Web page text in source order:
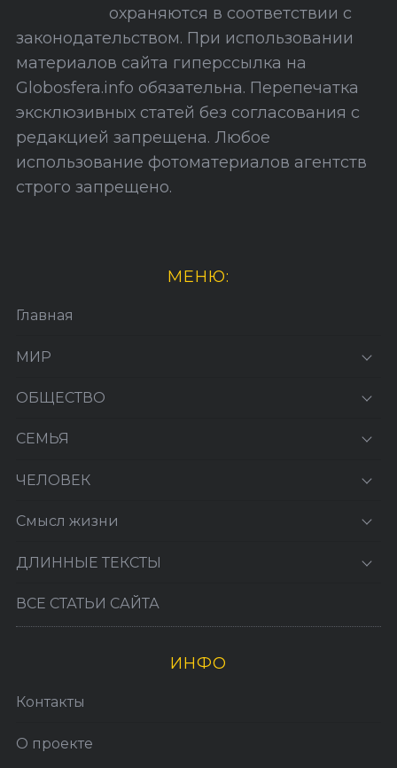
а
охраняются в соответствии с
законодательством. При использовании
материалов сайта гиперссылка на
Globosfera.info обязательна. Перепечатка
эксклюзивных статей без согласования с
редакцией запрещена. Любое
использование фотоматериалов агентств
строго запрещено.
МЕНЮ:
Главная
МИР
ОБЩЕСТВО
СЕМЬЯ
ЧЕЛОВЕК
Смысл жизни
ДЛИННЫЕ ТЕКСТЫ
ВСЕ СТАТЬИ САЙТА
ИНФО
Контакты
О проекте